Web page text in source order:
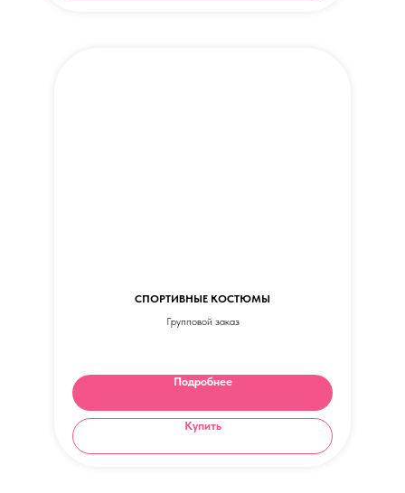
СПОРТИВНЫЕ КОСТЮМЫ
Групповой заказ
Подробнее
Купить